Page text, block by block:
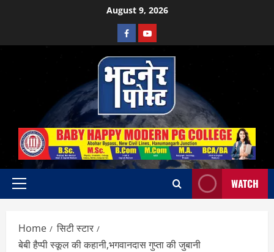
August 9, 2026
Facebook
Youtube
Primary
WATCH
Home
सिटी स्टार
बेबी हैप्पी स्कूल की कहानी,भगवानदास गुप्ता की जुबानी